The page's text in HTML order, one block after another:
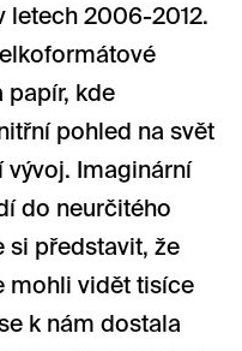
letech 2006-2012.
papír, kde
pohled na svět
Imaginární
do neurčitého
si představit, že
mohli vidět tisíce
k nám dostala